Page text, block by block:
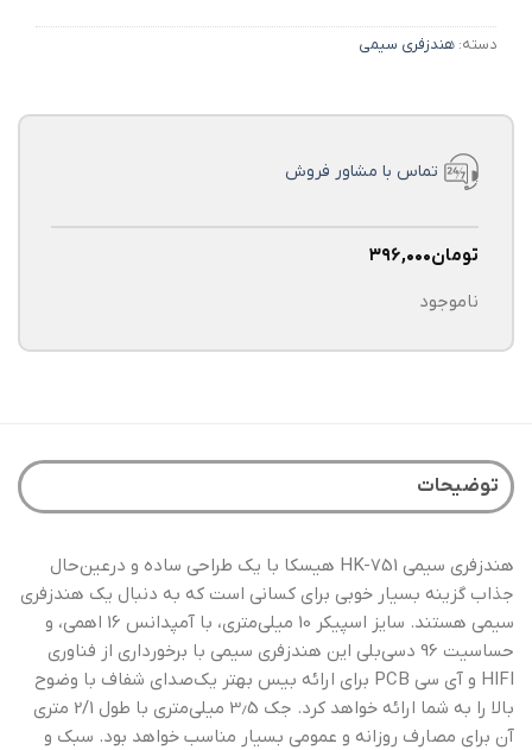
دسته: هندزفری سیمی
تماس با مشاور فروش
تومان۳۹۶,۰۰۰
ناموجود
توضیحات
هندزفری سیمی HK-751 هیسکا با یک طراحی ساده و درعین‌حال
جذاب گزینه بسیار خوبی برای کسانی است که به دنبال یک هندزفری
سیمی هستند. سایز اسپیکر 10 میلی‌متری، با آمپدانس 16 اهمی، و
حساسیت 96 دسی‌بلی این هندزفری سیمی با برخورداری از فناوری
HIFI و آی سی PCB برای ارائه بیس بهتر یک‌صدای شفاف با وضوح
بالا را به شما ارائه خواهد کرد. جک 3٫5 میلی‌متری با طول 2/1 متری
آن برای مصارف روزانه و عمومی بسیار مناسب خواهد بود. سبک و